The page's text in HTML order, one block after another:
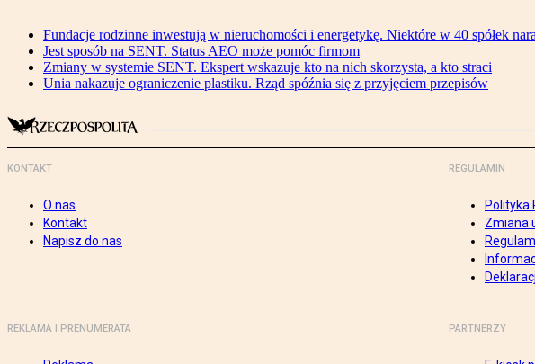
Fundacje rodzinne inwestują w nieruchomości i energetykę. Niektóre w 40 spółek
Jest sposób na SENT. Status AEO może pomóc firmom
Zmiany w systemie SENT. Ekspert wskazuje kto na nich skorzysta, a kto straci
Unia nakazuje ograniczenie plastiku. Rząd spóźnia się z przyjęciem przepisów
KONTAKT
O nas
Kontakt
Napisz do nas
REGULAMIN
Polityka
Zmiana
REKLAMA I PRENUMERATA PARTNERZY